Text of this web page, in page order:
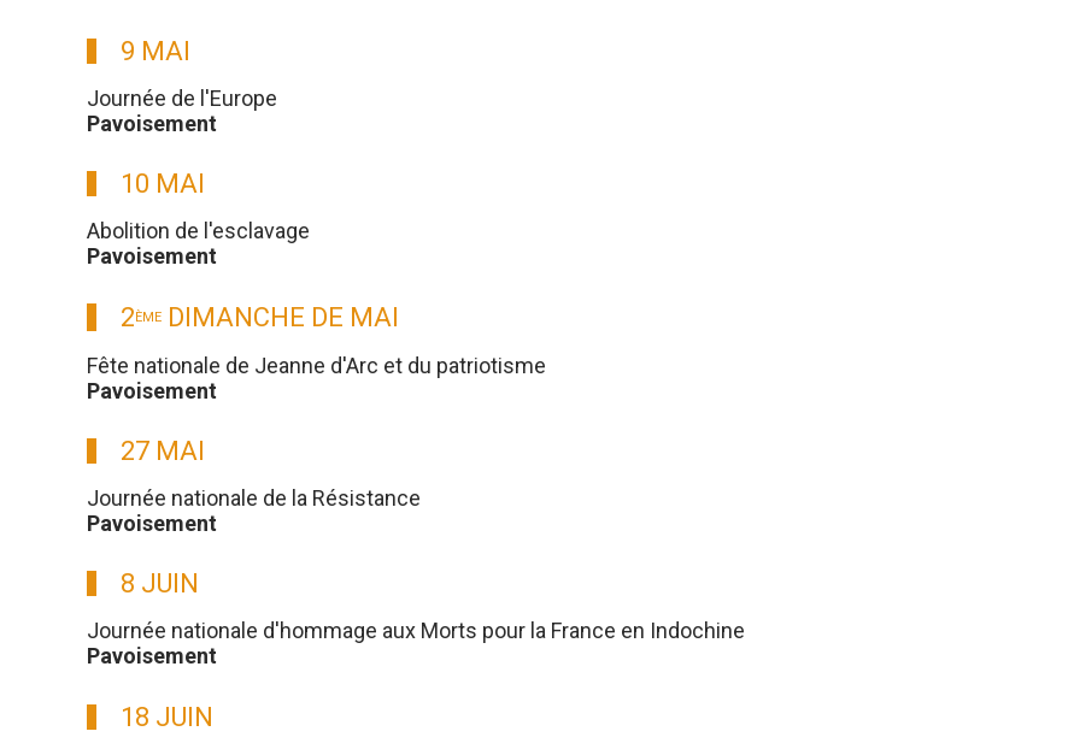
9 MAI
Journée de l'Europe
Pavoisement
10 MAI
Abolition de l'esclavage
Pavoisement
2ÈME DIMANCHE DE MAI
Fête nationale de Jeanne d'Arc et du patriotisme
Pavoisement
27 MAI
Journée nationale de la Résistance
Pavoisement
8 JUIN
Journée nationale d'hommage aux Morts pour la France en Indochine
Pavoisement
18 JUIN